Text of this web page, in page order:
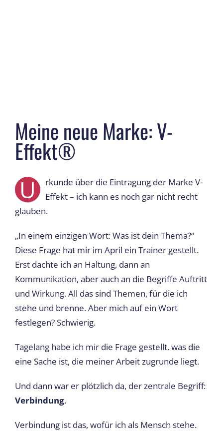
Meine neue Marke: V-
Effekt®
U
rkunde über die Eintragung der Marke V-
Effekt – ich kann es noch gar nicht recht
glauben.
„In einem einzigen Wort: Was ist dein Thema?“
Diese Frage hat mir im April ein Trainer gestellt.
Erst dachte ich an Haltung, dann an
Kommunikation, aber auch an die Begriffe Auftritt
und Wirkung. All das sind Themen, für die ich
stehe und brenne. Aber mich auf ein Wort
festlegen? Schwierig.
Tagelang habe ich mir die Frage gestellt, was die
eine Sache ist, die meiner Arbeit zugrunde liegt.
Und dann war er plötzlich da, der zentrale Begriff:
Verbindung.
Verbindung ist das, wofür ich als Mensch stehe.